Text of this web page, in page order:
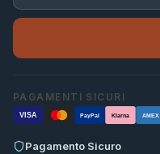
PAGAMENTI SICURI
VISA PayPal Klarna AMEX
Pagamento Sicuro